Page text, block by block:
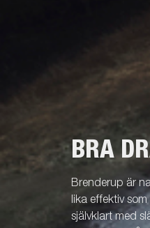
BRA
Brenderup är
lika effektiv
självklart med